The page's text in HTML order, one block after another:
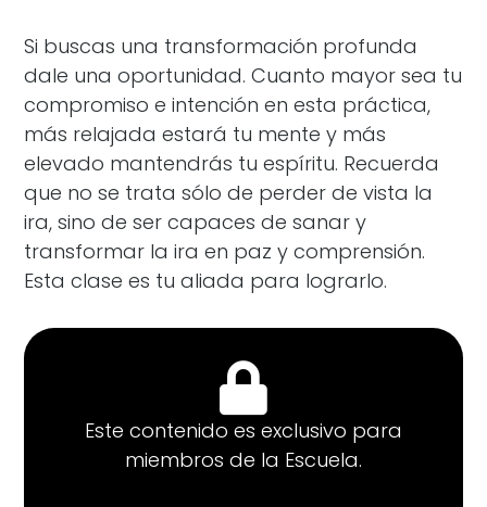
Si buscas una transformación profunda
dale una oportunidad. Cuanto mayor sea tu
compromiso e intención en esta práctica,
más relajada estará tu mente y más
elevado mantendrás tu espíritu. Recuerda
que no se trata sólo de perder de vista la
ira, sino de ser capaces de sanar y
transformar la ira en paz y comprensión.
Esta clase es tu aliada para lograrlo.
Este contenido es exclusivo para
miembros de la Escuela.